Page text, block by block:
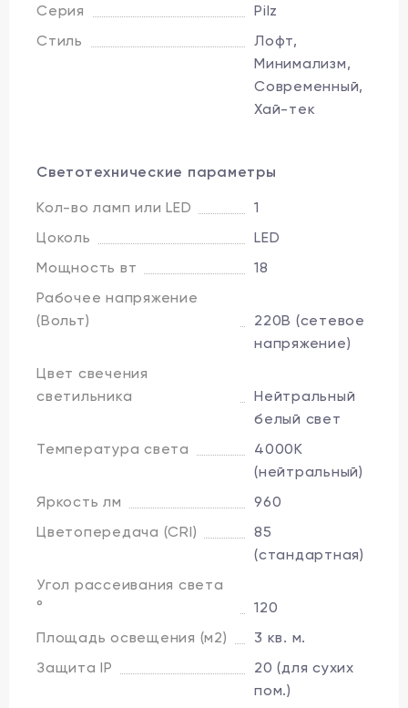
Серия
Pilz
Стиль
Лофт,
Минимализм,
Современный,
Хай-тек
Светотехнические параметры
Кол-во ламп или LED
1
Цоколь
LED
Мощность вт
18
Рабочее напряжение
(Вольт)
220В (сетевое
напряжение)
Цвет свечения
светильника
Нейтральный
белый свет
Температура света
4000K
(нейтральный)
Яркость лм
960
Цветопередача (CRI)
85
(стандартная)
Угол рассеивания света
°
120
Площадь освещения (м2)
3 кв. м.
Защита IP
20 (для сухих
пом.)